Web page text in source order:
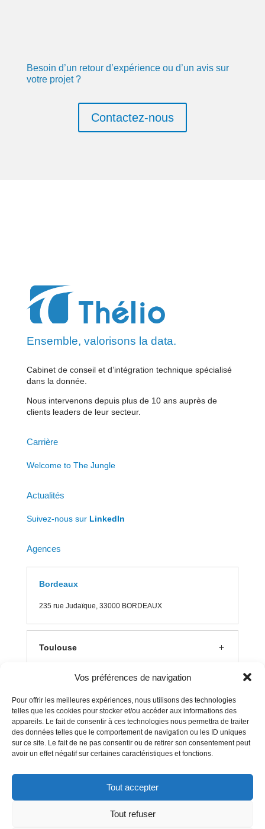
Vos préférences de navigation
Pour offrir les meilleures expériences, nous utilisons des technologies
telles que les cookies pour stocker et/ou accéder aux informations des
appareils. Le fait de consentir à ces technologies nous permettra de traiter
des données telles que le comportement de navigation ou les ID uniques
sur ce site. Le fait de ne pas consentir ou de retirer son consentement peut
avoir un effet négatif sur certaines caractéristiques et fonctions.
Tout accepter
Tout refuser
Besoin d’un retour d’expérience ou d’un avis sur
votre projet ?
Contactez-nous
Ensemble, valorisons la data.
Cabinet de conseil et d’intégration technique spécialisé
dans la donnée.
Nous intervenons depuis plus de 10 ans auprès de
clients leaders de leur secteur.
Carrière
Welcome to The Jungle
Actualités
Suivez-nous sur LinkedIn
Agences
Bordeaux
235 rue Judaïque, 33000 BORDEAUX
Toulouse
Aix en Provence